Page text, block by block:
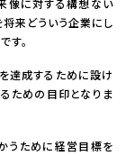
像に対する構想ない
将来どういう企業にし
す。
達成するために設け
ための目印となりま
うために経営目標を